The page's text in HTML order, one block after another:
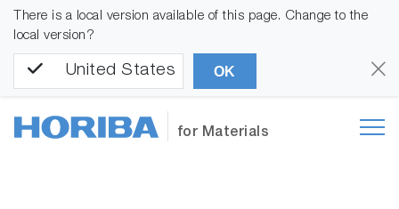
There is a local version available of this page. Change to the
local version?
United States OK
for Materials